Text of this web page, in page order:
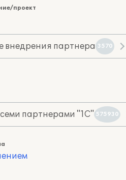
проект
внедрения партнера 3570
партнерами "1С" 575930